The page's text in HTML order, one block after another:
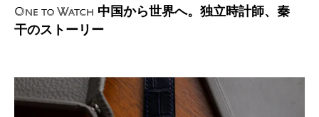
One to Watch 中国から世界へ。独立時計師、秦
干のストーリー
アメリカのウォッチメイキングにスポットライトを当て
るコーネル・ウォッチ・カンパニーとは？